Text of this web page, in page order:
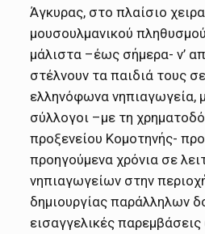
Άγκυρας, στο πλαίσιο
μουσουλμανικού
μάλιστα –έως σήμερα- ν’
στέλνουν τα παιδιά τους
ελληνόφωνα νηπιαγωγεία,
σύλλογοι –με τη
προξενείου Κομοτηνής-
προηγούμενα χρόνια σε
νηπιαγωγείων στην
δημιουργίας παράλληλων
εισαγγελικές